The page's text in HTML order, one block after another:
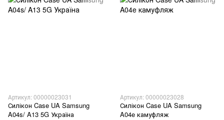
Артикул: 00000023031
Силікон Case UA Samsung
A04s/ A13 5G Україна
Артикул: 00000023028
Силікон Case UA Samsung
A04e камуфляж